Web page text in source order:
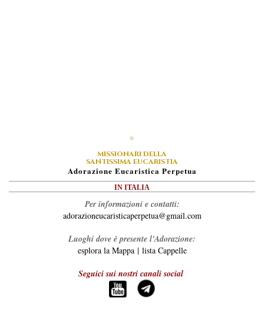
MISSIONARI DELLA
SANTISSIMA EUCARISTIA
ADorazione EUcaristica PErpetua
IN ITALIA
Per informazioni e contatti:
adorazioneucaristicaperpetua@gmail.com
Luoghi dove è presente l'Adorazione:
esplora la Mappa| lista Cappelle
Seguici sui nostri canali social